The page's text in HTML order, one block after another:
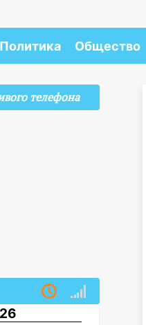
Политика Общество
телефона